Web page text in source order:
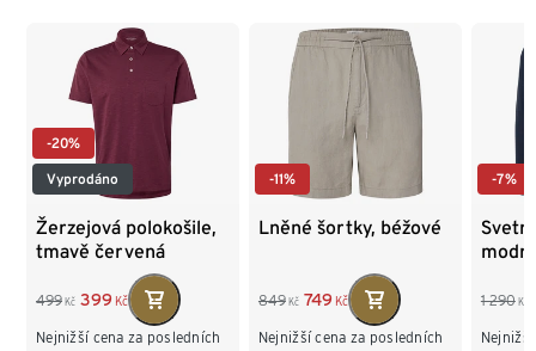
-20%
Vyprodáno
Žerzejová polokošile,
tmavě červená
499 Kč 399 Kč
Nejnižší cena za posledních
-11%
Lněné šortky, béžové
849 Kč 749 Kč
Nejnižší cena za posledních
-7%
Svetr
1 290 Kč